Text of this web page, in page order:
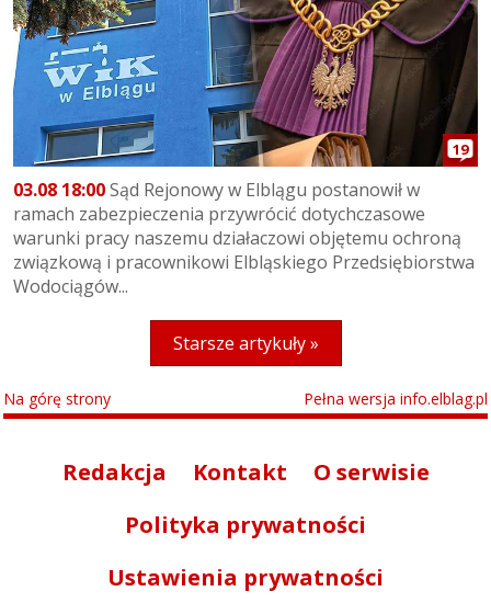
19
03.08 18:00Sąd Rejonowy w Elblągu postanowił w
ramach zabezpieczenia przywrócić dotychczasowe
warunki pracy naszemu działaczowi objętemu ochroną
związkową i pracownikowi Elbląskiego Przedsiębiorstwa
Wodociągów...
Starsze artykuły »
Na górę strony Pełna wersja info.elblag.pl
Redakcja Kontakt
O serwisie
Polityka prywatności
Ustawienia prywatności